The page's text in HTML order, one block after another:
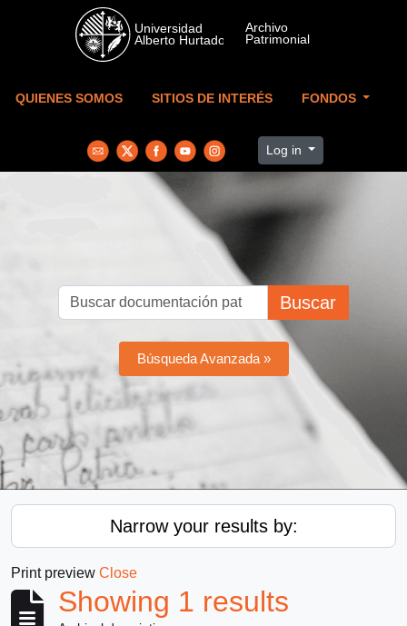
Skip to main content
QUIENES SOMOS SITIOS DE INTERÉS FONDOS
Log in
Buscar
Búsqueda Avanzada »
Narrow your results by:
Print preview Close
Showing 1 results